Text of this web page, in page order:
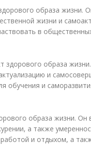
образа жизни.
жизни и
в
здорового образа
и
обучения и
образа жизни. Он
а также
и отдыхом, а